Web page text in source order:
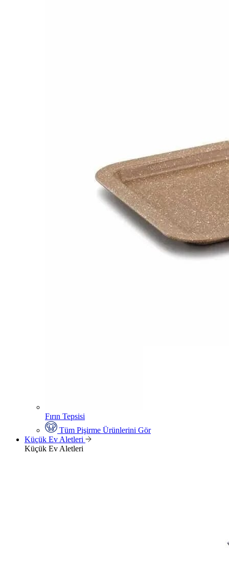
Fırın Tepsisi
Tüm Pişirme Ürünlerini Gör
Küçük Ev Aletleri
Küçük Ev Aletleri